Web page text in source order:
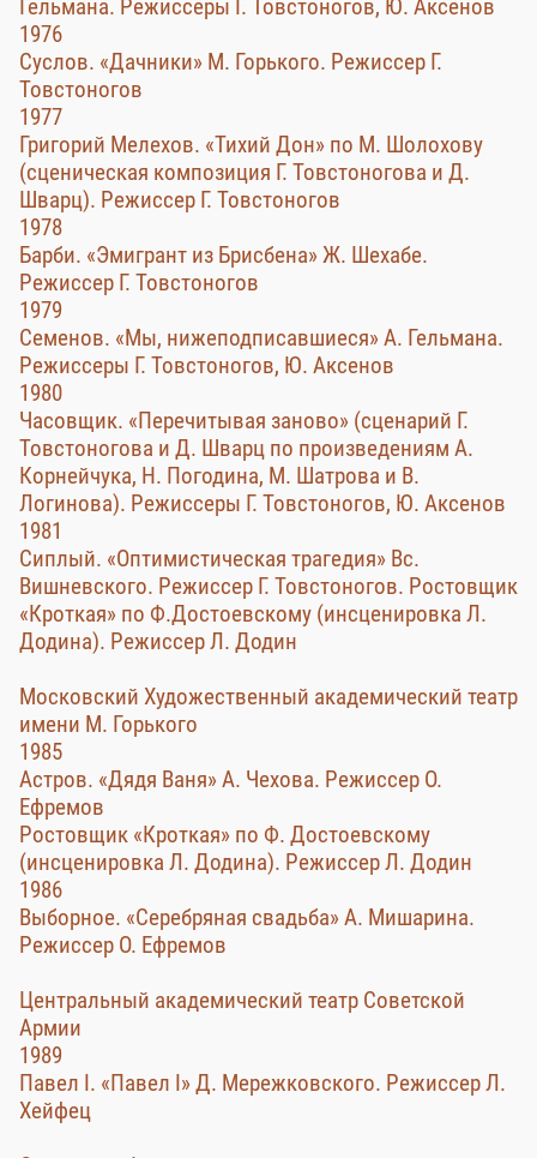
Гельмана. Режиссеры Г. Товстоногов, Ю. Аксенов
1976
Суслов. «Дачники» М. Горького. Режиссер Г.
Товстоногов
1977
Григорий Мелехов. «Тихий Дон» по М. Шолохову
(сценическая композиция Г. Товстоногова и Д.
Шварц). Режиссер Г. Товстоногов
1978
Барби. «Эмигрант из Брисбена» Ж. Шехабе.
Режиссер Г. Товстоногов
1979
Семенов. «Мы, нижеподписавшиеся» А. Гельмана.
Режиссеры Г. Товстоногов, Ю. Аксенов
1980
Часовщик. «Перечитывая заново» (сценарий Г.
Товстоногова и Д. Шварц по произведениям А.
Корнейчука, Н. Погодина, М. Шатрова и В.
Логинова). Режиссеры Г. Товстоногов, Ю. Аксенов
1981
Сиплый. «Оптимистическая трагедия» Вс.
Вишневского. Режиссер Г. Товстоногов. Ростовщик
«Кроткая» по Ф.Достоевскому (инсценировка Л.
Додина). Режиссер Л. Додин
Московский Художественный академический театр
имени М. Горького
1985
Астров. «Дядя Ваня» А. Чехова. Режиссер О.
Ефремов
Ростовщик «Кроткая» по Ф. Достоевскому
(инсценировка Л. Додина). Режиссер Л. Додин
1986
Выборное. «Серебряная свадьба» А. Мишарина.
Режиссер О. Ефремов
Центральный академический театр Советской
Армии
1989
Павел I. «Павел I» Д. Мережковского. Режиссер Л.
Хейфец